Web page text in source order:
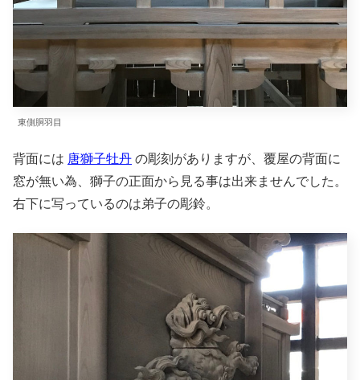
東側胴羽目
背面には 唐獅子牡丹 の彫刻がありますが、覆屋の背面に
窓が無い為、獅子の正面から見る事は出来ませんでした。
右下に写っているのは弟子の彫鈴。